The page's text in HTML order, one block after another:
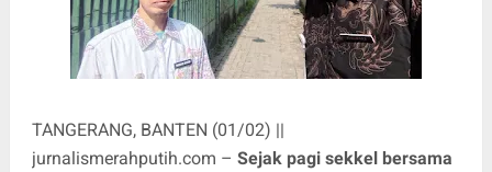
TANGERANG, BANTEN (01/02) ||
jurnalismerahputih.com – Sejak pagi sekkel bersama